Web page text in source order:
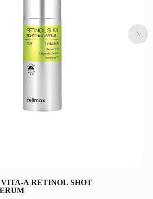
A RETINOL SHOT